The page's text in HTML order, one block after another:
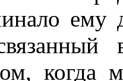
ему
когда